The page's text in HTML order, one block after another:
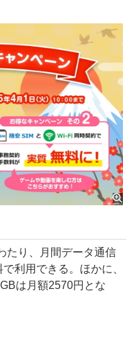
たり、月間データ通信
利用できる。ほかに、
は月額2570円とな